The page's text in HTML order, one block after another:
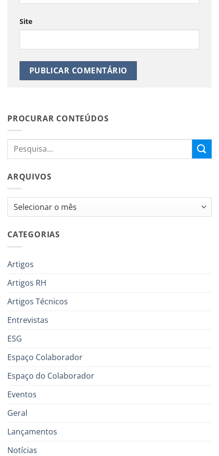
Site
PROCURAR CONTEÚDOS
ARQUIVOS
Arquivos
CATEGORIAS
Artigos
Artigos RH
Artigos Técnicos
Entrevistas
ESG
Espaço Colaborador
Espaço do Colaborador
Eventos
Geral
Lançamentos
Notícias